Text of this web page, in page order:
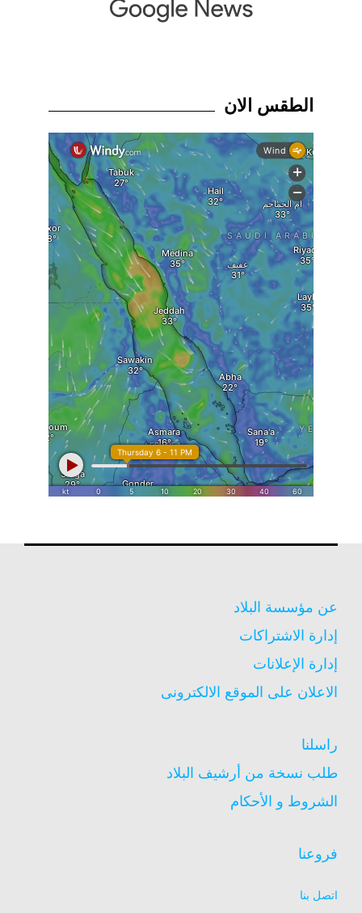
الطقس الان
عن مؤسسة البلاد
إدارة الاشتراكات
إدارة الإعلانات
الاعلان على الموقع الالكترونى
راسلنا
طلب نسخة من أرشيف البلاد
الشروط و الأحكام
فروعنا
اتصل بنا